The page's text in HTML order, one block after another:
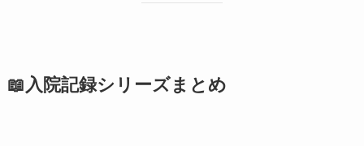
📖入院記録シリーズまとめ